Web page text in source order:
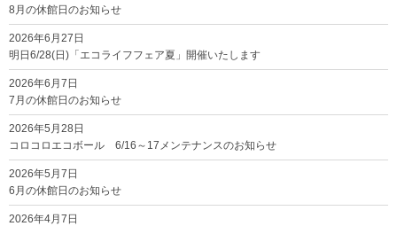
8月の休館日のお知らせ
2026年6月27日
明日6/28(日)「エコライフフェア夏」開催いたします
2026年6月7日
7月の休館日のお知らせ
2026年5月28日
コロコロエコボール 6/16～17メンテナンスのお知らせ
2026年5月7日
6月の休館日のお知らせ
2026年4月7日